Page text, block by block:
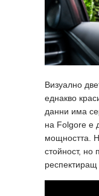
Визуално
еднакво
данни има
на Folgore е
мощността.
стойност, но
респектиращ